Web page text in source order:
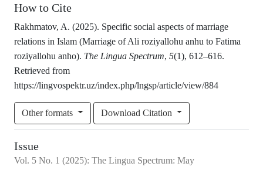
How to Cite
Rakhmatov, A. (2025). Specific social aspects of marriage
relations in Islam (Marriage of Ali roziyallohu anhu to Fatima
roziyallohu anho). The Lingua Spectrum, 5(1), 612–616.
Retrieved from
https://lingvospektr.uz/index.php/lngsp/article/view/884
Other formats Download Citation
Issue
Vol. 5 No. 1 (2025): The Lingua Spectrum: May